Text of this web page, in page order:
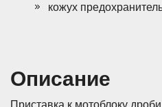
кожух
Описание